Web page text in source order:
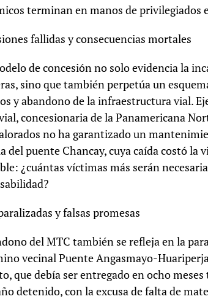
terminan en manos de privilegiados
fallidas y consecuencias mortales
de concesión no solo evidencia la
sino que también perpetúa un
y abandono de la infraestructura vial.
concesionaria de la Panamericana
no ha garantizado un
del puente Chancay, cuya caída costó la
¿cuántas víctimas más serán
y falsas promesas
del MTC también se refleja en la
vecinal Puente Angasmayo-
que debía ser entregado en ocho
detenido, con la excusa de falta de